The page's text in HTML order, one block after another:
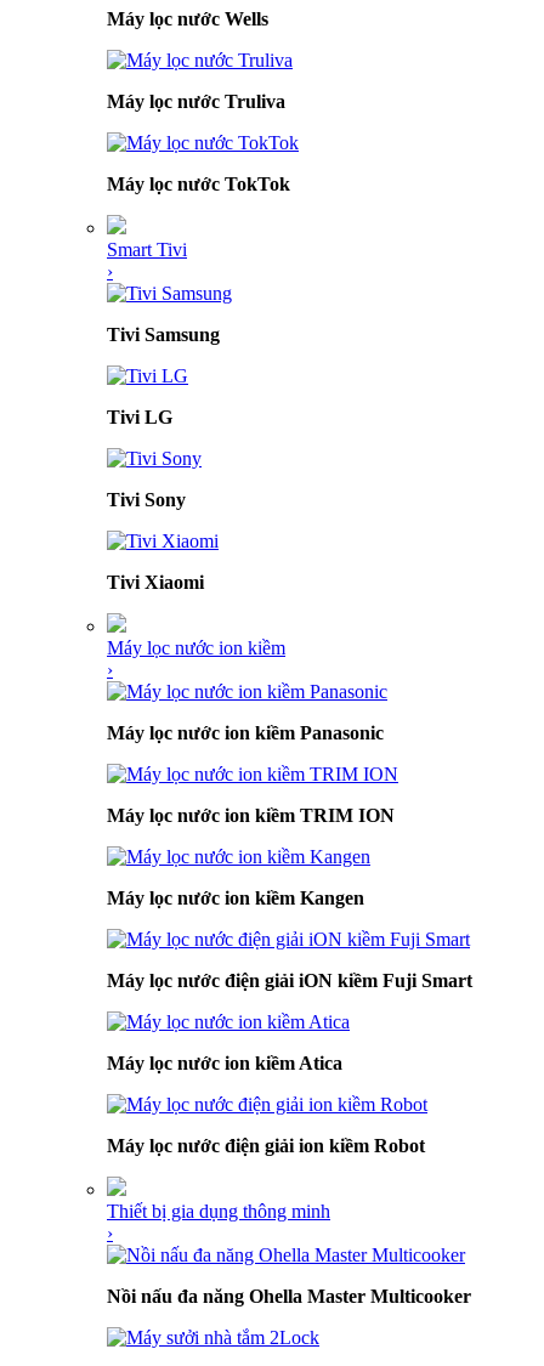
Máy lọc nước Wells
Máy lọc nước Truliva
Máy lọc nước TokTok
Smart Tivi
›
Tivi Samsung
Tivi LG
Tivi Sony
Tivi Xiaomi
Máy lọc nước ion kiềm
›
Máy lọc nước ion kiềm Panasonic
Máy lọc nước ion kiềm TRIM ION
Máy lọc nước ion kiềm Kangen
Máy lọc nước điện giải iON kiềm Fuji Smart
Máy lọc nước ion kiềm Atica
Máy lọc nước điện giải ion kiềm Robot
Thiết bị gia dụng thông minh
›
Nồi nấu đa năng Ohella Master Multicooker